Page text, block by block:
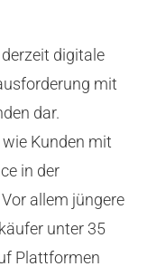
digitale
mit
dar.
Kunden mit
in der
allem jüngere
unter 35
Plattformen